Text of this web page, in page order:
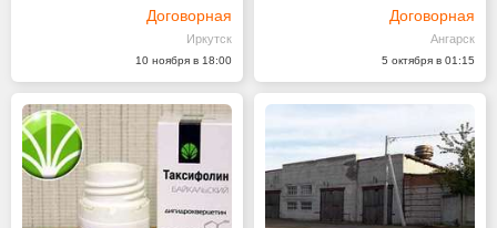
Договорная
Иркутск
10 ноября в 18:00
Договорная
Ангарск
5 октября в 01:15